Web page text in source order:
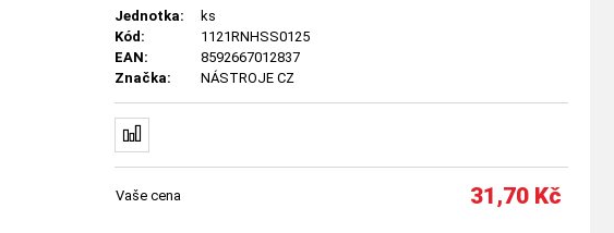
Jednotka:
ks
Kód:
1121RNHSS0125
EAN:
8592667012837
Značka:
NÁSTROJE CZ
Vaše cena 31,70Kč